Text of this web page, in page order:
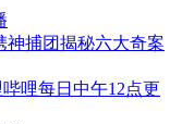
神捕团揭秘六大奇案
哩每日中午12点更